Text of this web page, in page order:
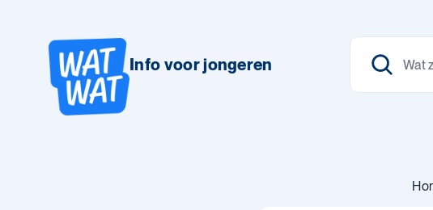
Info voor jongeren